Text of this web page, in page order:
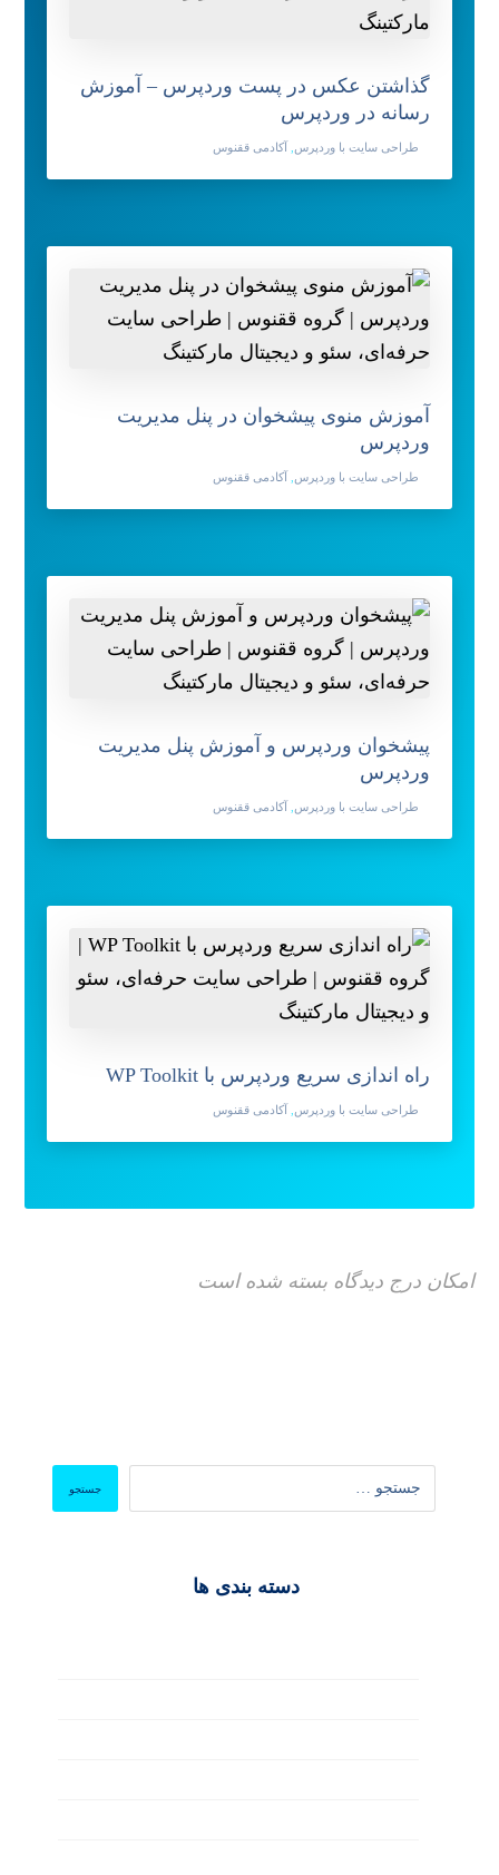
گذاشتن عکس در پست وردپرس – آموزش
رسانه در وردپرس
طراحی سایت با وردپرس ,آکادمی ققنوس
آموزش منوی پیشخوان در پنل مدیریت
وردپرس
طراحی سایت با وردپرس ,آکادمی ققنوس
پیشخوان وردپرس و آموزش پنل مدیریت
وردپرس
طراحی سایت با وردپرس ,آکادمی ققنوس
راه اندازی سریع وردپرس با WP Toolkit
طراحی سایت با وردپرس ,آکادمی ققنوس
امکان درج دیدگاه بسته شده است
دسته بندی ها